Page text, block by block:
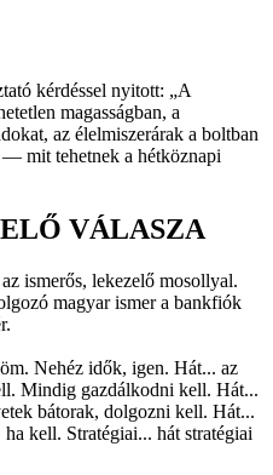
kérdéssel nyitott: „A
magasságban, a
az élelmiszerárak a boltban
mit tehetnek a hétköznapi
VÁLASZA
ismerős, lekezelő mosollyal.
magyar ismer a bankfiók
Nehéz idők, igen. Hát... az
Mindig gazdálkodni kell. Hát...
bátorak, dolgozni kell. Hát...
kell. Stratégiai... hát stratégiai